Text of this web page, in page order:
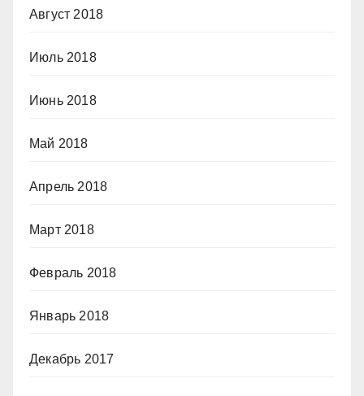
Август 2018
Июль 2018
Июнь 2018
Май 2018
Апрель 2018
Март 2018
Февраль 2018
Январь 2018
Декабрь 2017